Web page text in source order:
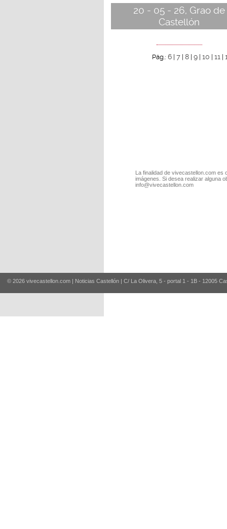
20 - 05 - 26, Grao de
Castellón
Pág.: 6| 7| 8| 9| 10 11|
La finalidad de vivecastellon.com
imágenes. Si desea realizar alguna
info@vivecastellon.com
© 2026 vivecastellon.com | Noticias Castellón | C/ La Olivera, 5 - portal 1 - 1B - 12005